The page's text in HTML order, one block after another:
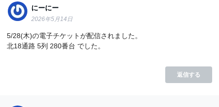
にーにー
2026年5月14日
5/28(木)の電子チケットが配信されました。
北18通路 5列 280番台 でした。
返信する